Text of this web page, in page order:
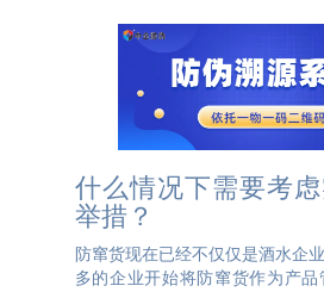
什么情况下需要考
举措？
防窜货现在已经不仅仅是酒水企
多的企业开始将防窜货作为产